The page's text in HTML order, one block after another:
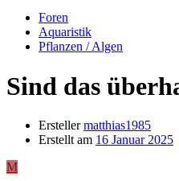
Foren
Aquaristik
Pflanzen / Algen
Sind das
Ersteller matthias1985
Erstellt am 16 Januar 2025
M